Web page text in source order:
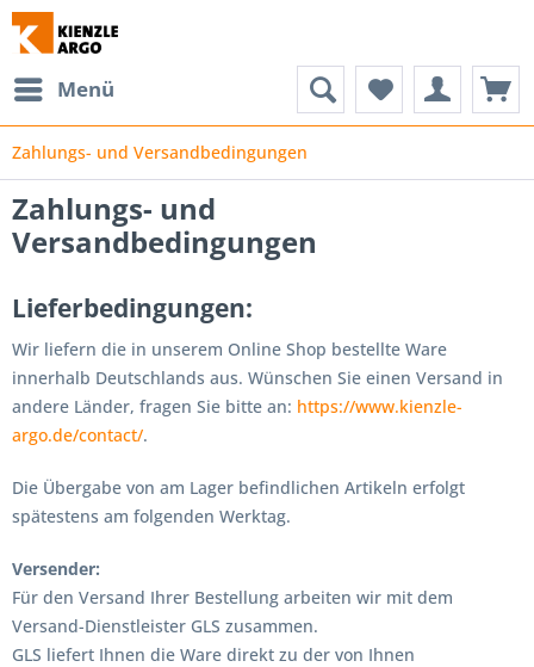
Menü
Zahlungs- und Versandbedingungen
Zahlungs- und
Versandbedingungen
Lieferbedingungen:
Wir liefern die in unserem Online Shop bestellte Ware
innerhalb Deutschlands aus. Wünschen Sie einen Versand in
andere Länder, fragen Sie bitte an: https://www.kienzle-
argo.de/contact/.
Die Übergabe von am Lager befindlichen Artikeln erfolgt
spätestens am folgenden Werktag.
Versender:
Für den Versand Ihrer Bestellung arbeiten wir mit dem
Versand-Dienstleister GLS zusammen.
GLS liefert Ihnen die Ware direkt zu der von Ihnen